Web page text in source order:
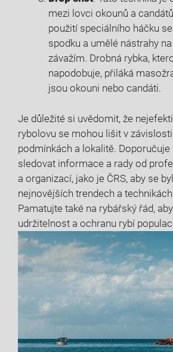
mezi lovci okounů a
použití speciálního‍ háčku
spodku ‌a umělé nástrahy
závažím. Drobná rybka,
napodobuje,⁤ přiláká
jsou okouni ‍nebo candáti.
Je důležité si uvědomit, že
⁤rybolovu se mohou lišit v
podmínkách a lokalitě. Doporučuje⁤
sledovat ⁣informace a ​rady od⁤
a organizací, jako je ČRS, aby ⁤se
⁣nejnovějších ⁤trendech a
Pamatujte také na ⁤rybářský řád,
udržitelnost‌ a‌ ochranu rybí⁤